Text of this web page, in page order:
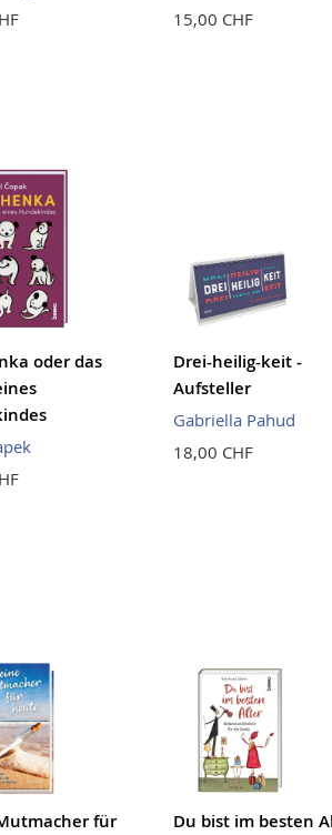
15,00 CHF
oder das
Drei-heilig-keit -
Aufsteller
Gabriella Pahud
18,00 CHF
für
Du bist im besten